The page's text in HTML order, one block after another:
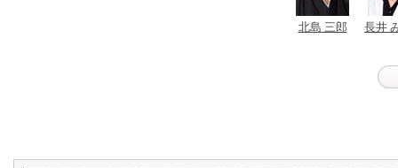
北島 三郎 長井